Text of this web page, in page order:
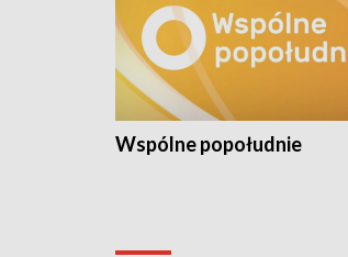
Wspólne popołudnie